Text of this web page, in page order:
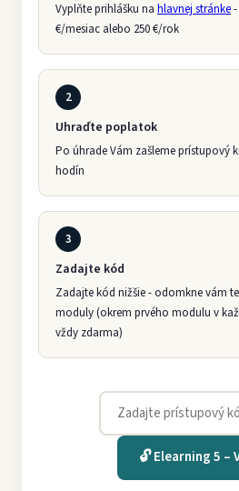
Vyplňte prihlášku na hlavnej stránke
€/mesiac alebo 250 €/rok
2
Uhraďte poplatok
Po úhrade Vám zašleme prístupový
hodín
3
Zadajte kód
Zadajte kód nižšie - odomkne vám
moduly (okrem prvého modulu v
vždy zdarma)
🔓 Elearning 5 –